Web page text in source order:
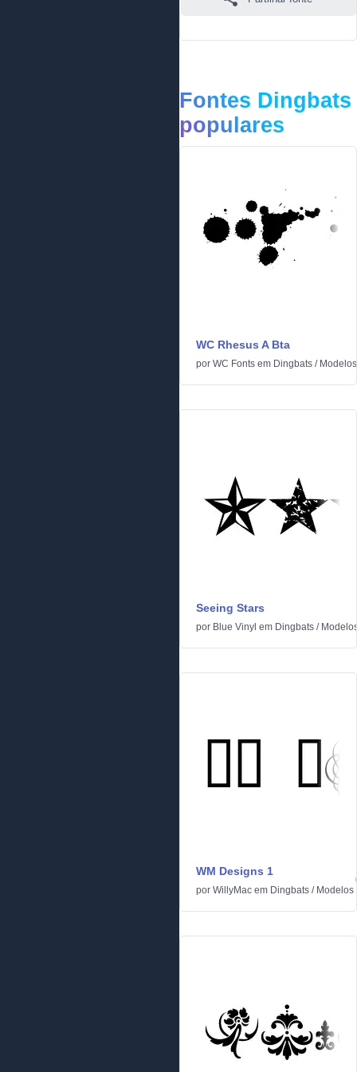
Fontes Dingbats
populares
WC Rhesus A Bta
por WC Fonts em Dingbats / Modelos
Seeing Stars
por Blue Vinyl em Dingbats /
WM Designs 1
por WillyMac em Dingbats / Modelos